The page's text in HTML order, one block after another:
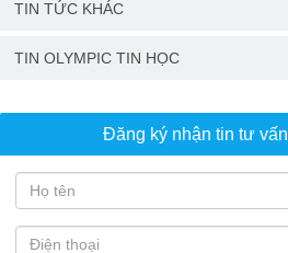
TIN TỨC KHÁC
TIN OLYMPIC TIN HỌC
Đăng ký nhận tin tư vấn